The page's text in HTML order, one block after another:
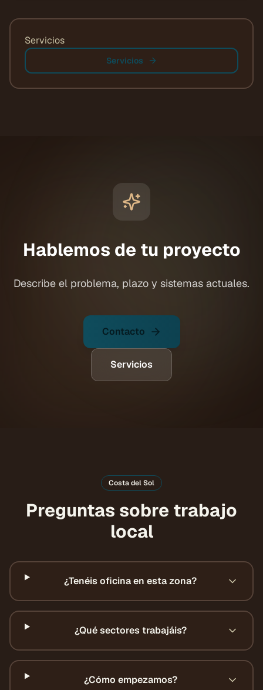
Servicios
Servicios
Hablemos de tu proyecto
Describe el problema, plazo y sistemas actuales.
Contacto
Servicios
Costa del Sol
Preguntas sobre trabajo
local
¿Tenéis oficina en esta zona?
¿Qué sectores trabajáis?
¿Cómo empezamos?